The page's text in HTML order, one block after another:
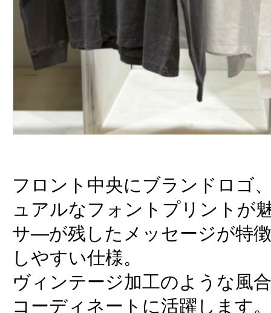
フロント中央にブランドロゴ
ュアルなフォントプリントが
サ―が残したメッセージが特
しやすい仕様。
ヴィンテージ加工のような風
コーディネートに活躍します。